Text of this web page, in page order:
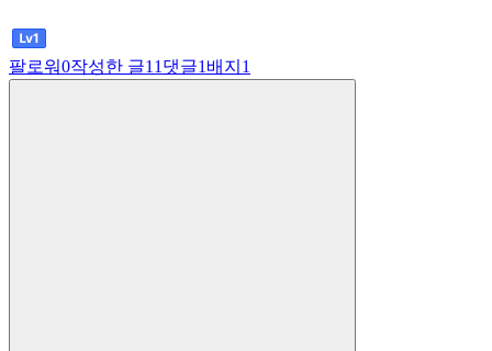
팔로워0작성한 글11 댓글1 배지 1